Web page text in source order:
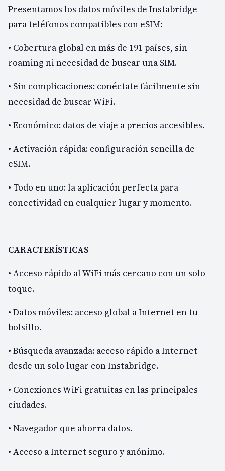
Presentamos los datos móviles de Instabridge
para teléfonos compatibles con eSIM:
• Cobertura global en más de 191 países, sin
roaming ni necesidad de buscar una SIM.
• Sin complicaciones: conéctate fácilmente sin
necesidad de buscar WiFi.
• Económico: datos de viaje a precios accesibles.
• Activación rápida: configuración sencilla de
eSIM.
• Todo en uno: la aplicación perfecta para
conectividad en cualquier lugar y momento.
CARACTERÍSTICAS
• Acceso rápido al WiFi más cercano con un solo
toque.
• Datos móviles: acceso global a Internet en tu
bolsillo.
• Búsqueda avanzada: acceso rápido a Internet
desde un solo lugar con Instabridge.
• Conexiones WiFi gratuitas en las principales
ciudades.
• Navegador que ahorra datos.
• Acceso a Internet seguro y anónimo.